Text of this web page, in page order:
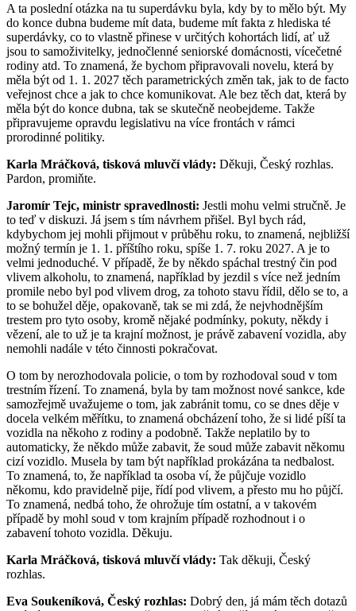
A ta poslední otázka na tu superdávku byla, kdy by to mělo být. My
do konce dubna budeme mít data, budeme mít fakta z hlediska té
superdávky, co to vlastně přinese v určitých kohortách lidí, ať už
jsou to samoživitelky, jednočlenné seniorské domácnosti, vícečetné
rodiny atd. To znamená, že bychom připravovali novelu, která by
měla být od 1. 1. 2027 těch parametrických změn tak, jak to de facto
veřejnost chce a jak to chce komunikovat. Ale bez těch dat, která by
měla být do konce dubna, tak se skutečně neobejdeme. Takže
připravujeme opravdu legislativu na více frontách v rámci
prorodinné politiky.
Karla Mráčková, tisková mluvčí vlády: Děkuji, Český rozhlas.
Pardon, promiňte.
Jaromír Tejc, ministr spravedlnosti: Jestli mohu velmi stručně. Je
to teď v diskuzi. Já jsem s tím návrhem přišel. Byl bych rád,
kdybychom jej mohli přijmout v průběhu roku, to znamená, nejbližší
možný termín je 1. 1. příštího roku, spíše 1. 7. roku 2027. A je to
velmi jednoduché. V případě, že by někdo spáchal trestný čin pod
vlivem alkoholu, to znamená, například by jezdil s více než jedním
promile nebo byl pod vlivem drog, za tohoto stavu řídil, dělo se to, a
to se bohužel děje, opakovaně, tak se mi zdá, že nejvhodnějším
trestem pro tyto osoby, kromě nějaké podmínky, pokuty, někdy i
vězení, ale to už je ta krajní možnost, je právě zabavení vozidla, aby
nemohli nadále v této činnosti pokračovat.
O tom by nerozhodovala policie, o tom by rozhodoval soud v tom
trestním řízení. To znamená, byla by tam možnost nové sankce, kde
samozřejmě uvažujeme o tom, jak zabránit tomu, co se dnes děje v
docela velkém měřítku, to znamená obcházení toho, že si lidé píší ta
vozidla na někoho z rodiny a podobně. Takže neplatilo by to
automaticky, že někdo může zabavit, že soud může zabavit někomu
cizí vozidlo. Musela by tam být například prokázána ta nedbalost.
To znamená, to, že například ta osoba ví, že půjčuje vozidlo
někomu, kdo pravidelně pije, řídí pod vlivem, a přesto mu ho půjčí.
To znamená, nedbá toho, že ohrožuje tím ostatní, a v takovém
případě by mohl soud v tom krajním případě rozhodnout i o
zabavení tohoto vozidla. Děkuju.
Karla Mráčková, tisková mluvčí vlády: Tak děkuji, Český
rozhlas.
Eva Soukeníková, Český rozhlas: Dobrý den, já mám těch dotazů